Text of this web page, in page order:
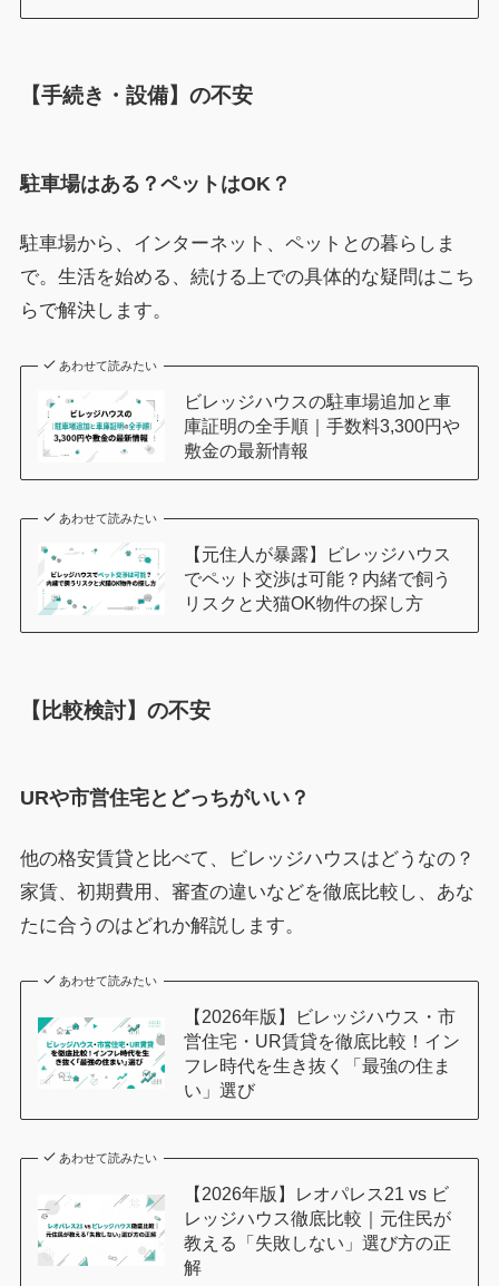
【手続き・設備】の不安
駐車場はある？ペットはOK？
駐車場から、インターネット、ペットとの暮らしま
で。生活を始める、続ける上での具体的な疑問はこち
らで解決します。
あわせて読みたい
ビレッジハウスの駐車場追加と車
庫証明の全手順｜手数料3,300円や
敷金の最新情報
あわせて読みたい
【元住人が暴露】ビレッジハウス
でペット交渉は可能？内緒で飼う
リスクと犬猫OK物件の探し方
【比較検討】の不安
URや市営住宅とどっちがいい？
他の格安賃貸と比べて、ビレッジハウスはどうなの？
家賃、初期費用、審査の違いなどを徹底比較し、あな
たに合うのはどれか解説します。
あわせて読みたい
【2026年版】ビレッジハウス・市
営住宅・UR賃貸を徹底比較！イン
フレ時代を生き抜く「最強の住ま
い」選び
あわせて読みたい
【2026年版】レオパレス21 vs ビ
レッジハウス徹底比較｜元住民が
教える「失敗しない」選び方の正
解